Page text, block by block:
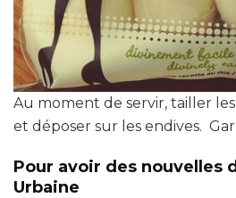
Au moment de servir, tailler
et déposer sur les endives.
Pour avoir des nouvelles
Urbaine